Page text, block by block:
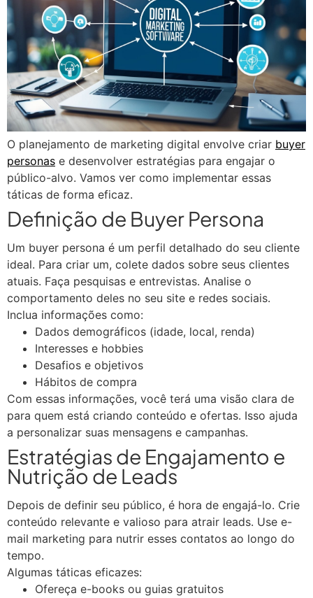
O planejamento de marketing digital envolve criar buyer
personas e desenvolver estratégias para engajar o
público-alvo. Vamos ver como implementar essas
táticas de forma eficaz.
Definição de Buyer Persona
Um buyer persona é um perfil detalhado do seu cliente
ideal. Para criar um, colete dados sobre seus clientes
atuais. Faça pesquisas e entrevistas. Analise o
comportamento deles no seu site e redes sociais.
Inclua informações como:
Dados demográficos (idade, local, renda)
Interesses e hobbies
Desafios e objetivos
Hábitos de compra
Com essas informações, você terá uma visão clara de
para quem está criando conteúdo e ofertas. Isso ajuda
a personalizar suas mensagens e campanhas.
Estratégias de Engajamento e
Nutrição de Leads
Depois de definir seu público, é hora de engajá-lo. Crie
conteúdo relevante e valioso para atrair leads. Use e-
mail marketing para nutrir esses contatos ao longo do
tempo.
Algumas táticas eficazes:
Ofereça e-books ou guias gratuitos